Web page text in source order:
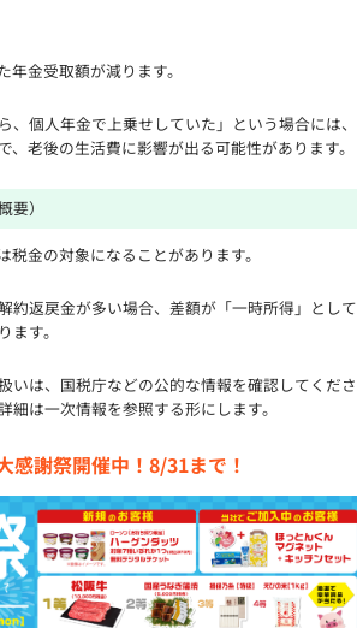
金受取額が減ります。
、個人年金で上乗せしていた」という場合には、
、老後の生活費に影響が出る可能性があります。
）
金の対象になることがあります。
約返戻金が多い場合、差額が「一時所得」として
す。
いは、国税庁などの公的な情報を確認してくださ
細は一次情報を参照する形にします。
感謝祭開催中！8/31まで！